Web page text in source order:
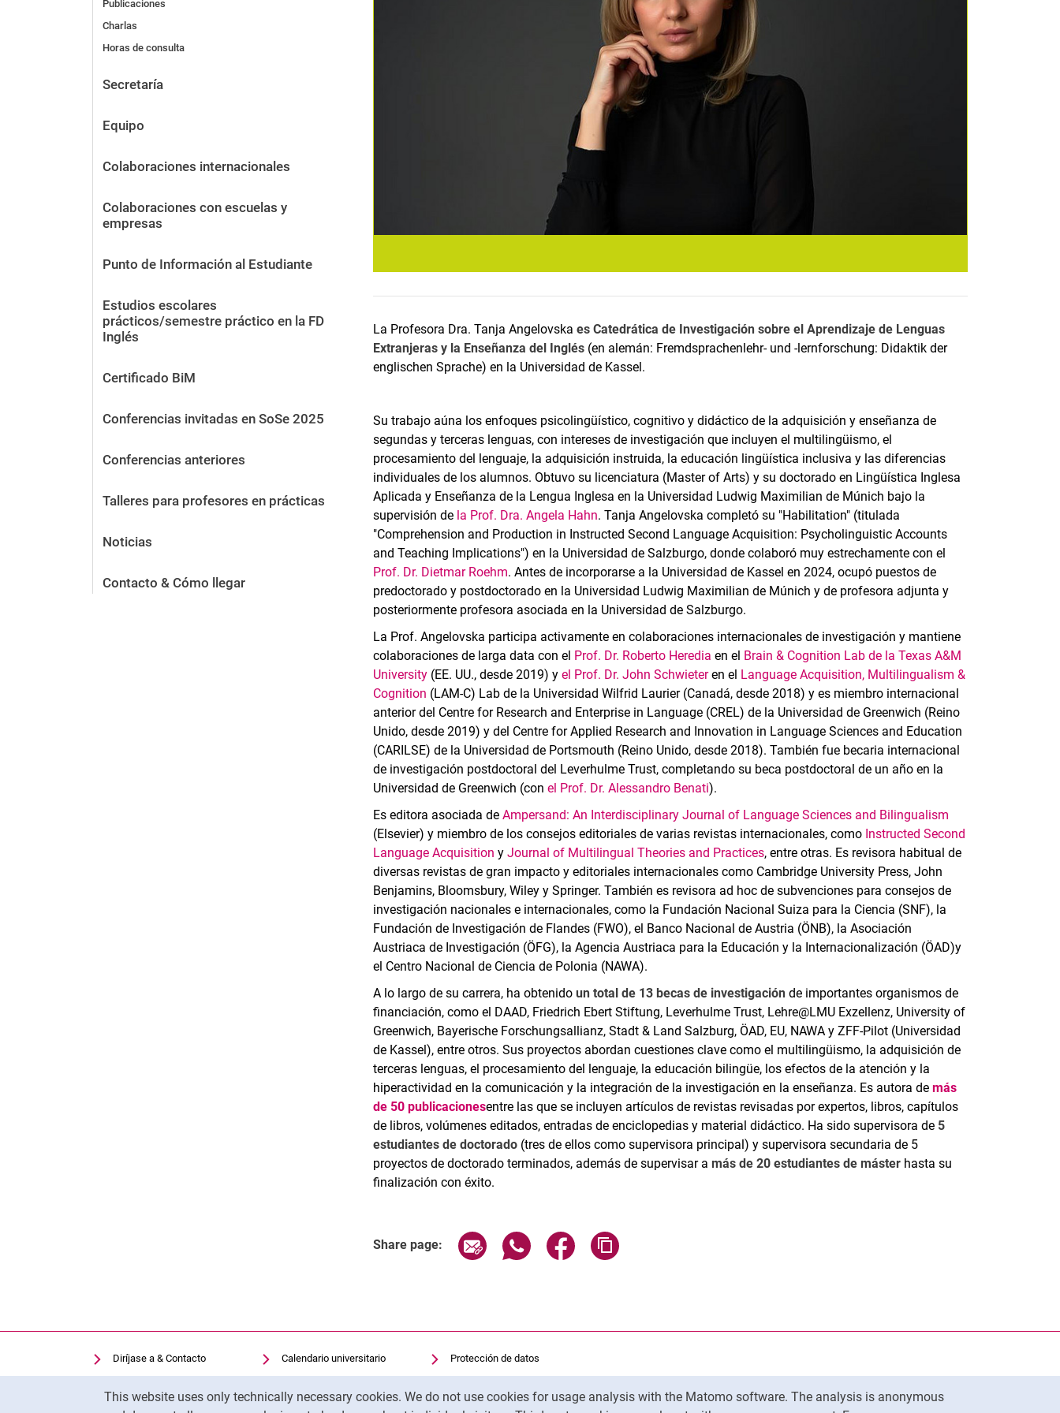
This website uses only technically necessary cookies. We do not use cookies for usage analysis with the Matomo software. The analysis is anonymous
Publicaciones
Charlas
Horas de consulta
Secretaría
Equipo
Colaboraciones internacionales
Colaboraciones con escuelas y
empresas
Punto de Información al Estudiante
Estudios escolares
prácticos/semestre práctico en la FD
Inglés
Certificado BiM
Conferencias invitadas en SoSe 2025
Conferencias anteriores
Talleres para profesores en prácticas
Noticias
Contacto & Cómo llegar
La Profesora Dra. Tanja Angelovskaes Catedrática de Investigación sobre el Aprendizaje de Lenguas
Extranjeras y la Enseñanza del Inglés (en alemán: Fremdsprachenlehr- und -lernforschung: Didaktik der
englischen Sprache) en la Universidad de Kassel.
Su trabajo aúna los enfoques psicolingüístico, cognitivo y didáctico de la adquisición y enseñanza de
segundas y terceras lenguas, con intereses de investigación que incluyen el multilingüismo, el
procesamiento del lenguaje, la adquisición instruida, la educación lingüística inclusiva y las diferencias
individuales de los alumnos. Obtuvo su licenciatura (Master of Arts) y su doctorado en Lingüística Inglesa
Aplicada y Enseñanza de la Lengua Inglesa en la Universidad Ludwig Maximilian de Múnich bajo la
supervisión de la Prof. Dra. Angela Hahn. Tanja Angelovska completó su "Habilitation" (titulada
"Comprehension and Production in Instructed Second Language Acquisition: Psycholinguistic Accounts
and Teaching Implications") en la Universidad de Salzburgo, donde colaboró muy estrechamente con el
Prof. Dr. Dietmar Roehm. Antes de incorporarse a la Universidad de Kassel en 2024, ocupó puestos de
predoctorado y postdoctorado en la Universidad Ludwig Maximilian de Múnich y de profesora adjunta y
posteriormente profesora asociada en la Universidad de Salzburgo.
La Prof. Angelovska participa activamente en colaboraciones internacionales de investigación y mantiene
colaboraciones de larga data con el Prof. Dr. Roberto Herediaen el Brain & Cognition Lab de la Texas A&M
University (EE. UU., desde 2019) yel Prof. Dr. John Schwieteren el Language Acquisition, Multilingualism &
Cognition (LAM-C) Lab de la Universidad Wilfrid Laurier (Canadá, desde 2018) y es miembro internacional
anterior del Centre for Research and Enterprise in Language (CREL) de la Universidad de Greenwich (Reino
Unido, desde 2019) y del Centre for Applied Research and Innovation in Language Sciences and Education
(CARILSE) de la Universidad de Portsmouth (Reino Unido, desde 2018). También fue becaria internacional
de investigación postdoctoral del Leverhulme Trust, completando su beca postdoctoral de un año en la
Universidad de Greenwich (conel Prof. Dr. Alessandro Benati).
Es editora asociada deAmpersand: An Interdisciplinary Journal of Language Sciences and Bilingualism
(Elsevier) y miembro de los consejos editoriales de varias revistas internacionales, como Instructed Second
Language Acquisition yJournal of Multilingual Theories and Practices, entre otras. Es revisora habitual de
diversas revistas de gran impacto y editoriales internacionales como Cambridge University Press, John
Benjamins, Bloomsbury, Wiley y Springer. También es revisora ad hoc de subvenciones para consejos de
investigación nacionales e internacionales, como la Fundación Nacional Suiza para la Ciencia (SNF), la
Fundación de Investigación de Flandes (FWO), el Banco Nacional de Austria (ÖNB), la Asociación
Austriaca de Investigación (ÖFG), la Agencia Austriaca para la Educación y la Internacionalización (ÖAD)y
el Centro Nacional de Ciencia de Polonia (NAWA).
A lo largo de su carrera, ha obtenido un total de 13 becas de investigación de importantes organismos de
financiación, como el DAAD, Friedrich Ebert Stiftung, Leverhulme Trust, Lehre@LMU Exzellenz, University of
Greenwich, Bayerische Forschungsallianz, Stadt & Land Salzburg, ÖAD, EU, NAWA y ZFF-Pilot (Universidad
de Kassel), entre otros. Sus proyectos abordan cuestiones clave como el multilingüismo, la adquisición de
terceras lenguas, el procesamiento del lenguaje, la educación bilingüe, los efectos de la atención y la
hiperactividad en la comunicación y la integración de la investigación en la enseñanza. Es autora demás
de 50 publicacionesentre las que se incluyen artículos de revistas revisadas por expertos, libros, capítulos
de libros, volúmenes editados, entradas de enciclopedias y material didáctico. Ha sido supervisora de 5
estudiantes de doctorado (tres de ellos como supervisora principal) y supervisora secundaria de 5
proyectos de doctorado terminados, además de supervisar amás de 20 estudiantes de máster hasta su
finalización con éxito.
Share page: Share page via email
Share page via WhatsApp (external link, opens in a new window)
Share page via Facebook (external link, opens in a new window)
Diríjase a & Contacto
Facilidades de búsqueda
Vacantes
Calendario universitario
Biblioteca universitaria
Moodle
Protección de datos
Accesibilidad
Uso transparente de la IA